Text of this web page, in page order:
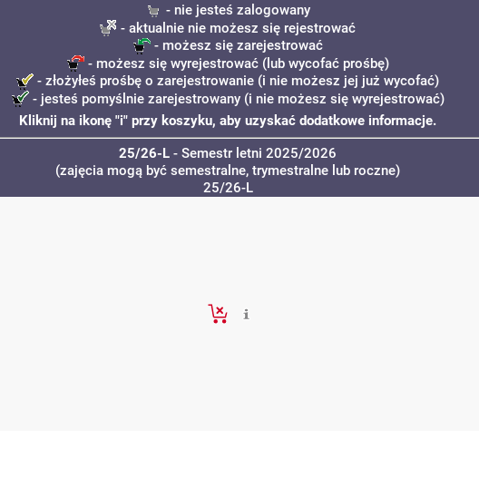
- nie jesteś zalogowany
- aktualnie nie możesz się rejestrować
- możesz się zarejestrować
- możesz się wyrejestrować (lub wycofać prośbę)
- złożyłeś prośbę o zarejestrowanie (i nie możesz jej już wycofać)
- jesteś pomyślnie zarejestrowany (i nie możesz się wyrejestrować)
Kliknij na ikonę "i" przy koszyku, aby uzyskać dodatkowe informacje.
25/26-L - Semestr letni 2025/2026
(zajęcia mogą być semestralne, trymestralne lub roczne)
25/26-L